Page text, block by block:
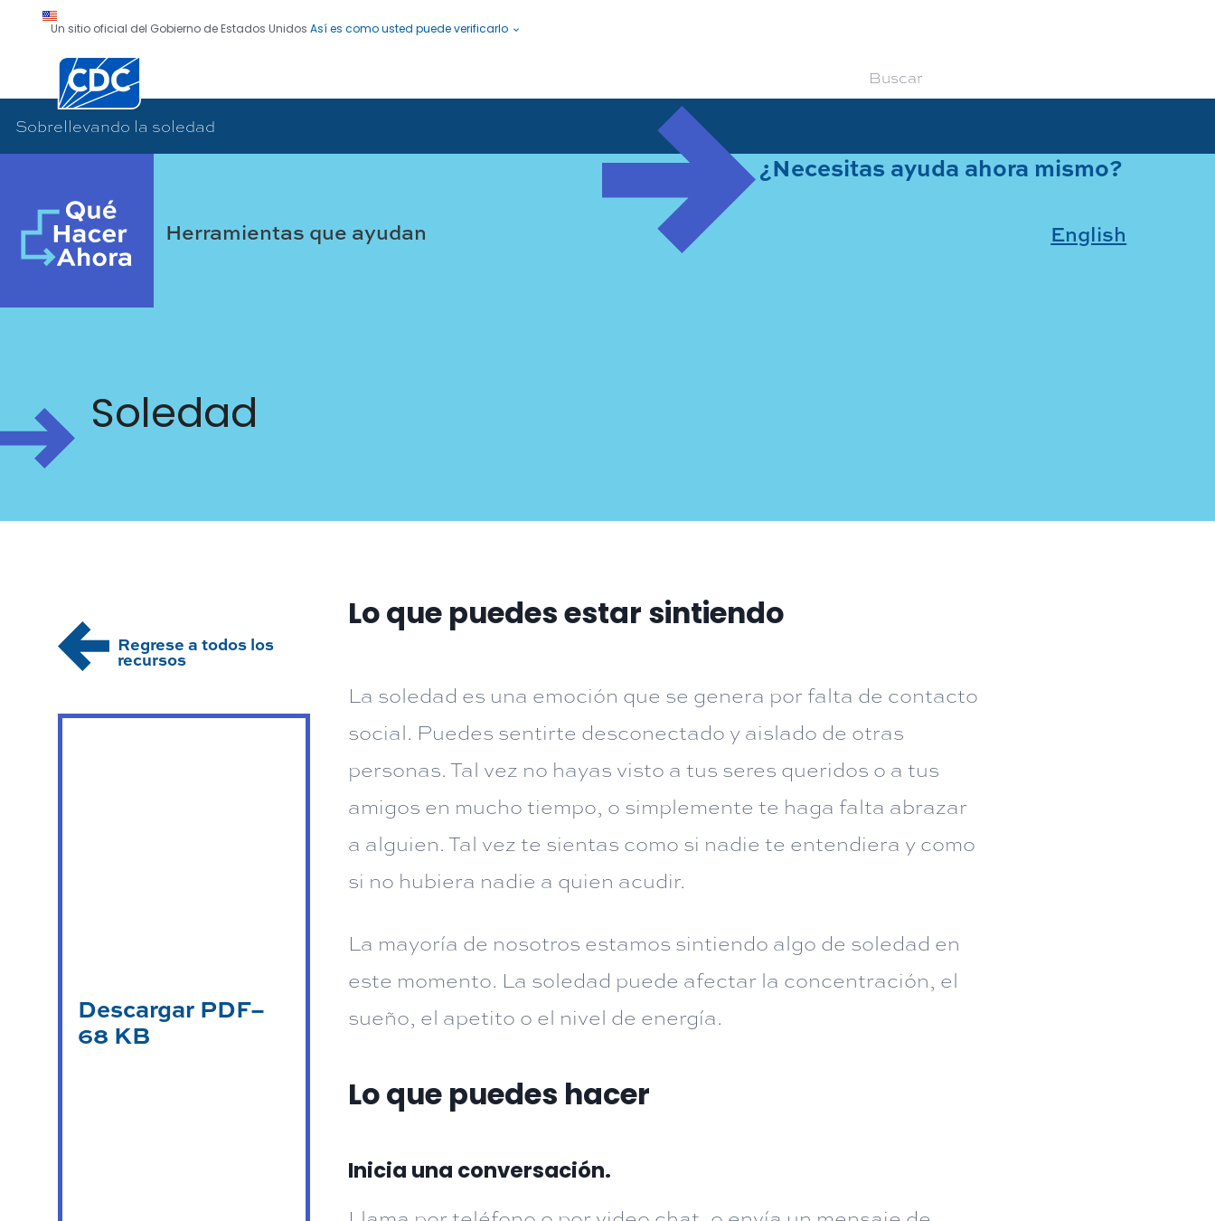
Un sitio oficial del Gobierno de Estados Unidos Así es como usted puede verificarlo
Centros para el Control y la Prevención de Enfermedades. CDC 24/7: Salvamos vidas. Protegemos a la gente.™
Sobrellevando la soledad
Herramientas que ayudan English
¿Necesitas ayuda ahora mismo?
Soledad
Regrese a todos los
recursos
Descargar PDF–
68 KB
Lo que puedes estar sintiendo
La soledad es una emoción que se genera por falta de contacto
social. Puedes sentirte desconectado y aislado de otras
personas. Tal vez no hayas visto a tus seres queridos o a tus
amigos en mucho tiempo, o simplemente te haga falta abrazar
a alguien. Tal vez te sientas como si nadie te entendiera y como
si no hubiera nadie a quien acudir.
La mayoría de nosotros estamos sintiendo algo de soledad en
este momento. La soledad puede afectar la concentración, el
sueño, el apetito o el nivel de energía.
Lo que puedes hacer
Inicia una conversación.